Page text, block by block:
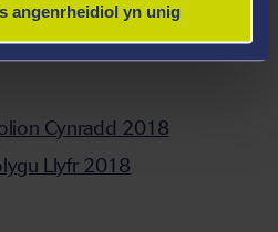
angenrheidiol yn unig
2019
Cynradd 2018
Llyfr 2018